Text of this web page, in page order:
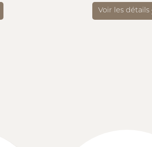
Voir les détails